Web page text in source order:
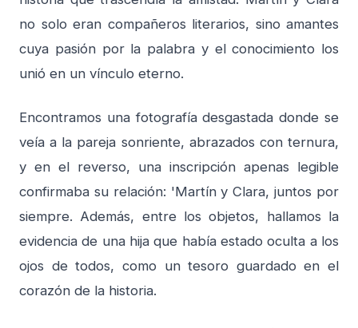
no solo eran compañeros literarios, sino amantes
cuya pasión por la palabra y el conocimiento los
unió en un vínculo eterno.
Encontramos una fotografía desgastada donde se
veía a la pareja sonriente, abrazados con ternura,
y en el reverso, una inscripción apenas legible
confirmaba su relación: 'Martín y Clara, juntos por
siempre. Además, entre los objetos, hallamos la
evidencia de una hija que había estado oculta a los
ojos de todos, como un tesoro guardado en el
corazón de la historia.